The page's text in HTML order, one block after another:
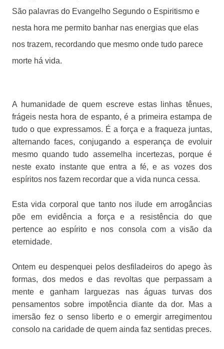
São palavras do Evangelho Segundo o Espiritismo e
nesta hora me permito banhar nas energias que elas
nos trazem, recordando que mesmo onde tudo parece
morte há vida.
A humanidade de quem escreve estas linhas tênues,
frágeis nesta hora de espanto, é a primeira estampa de
tudo o que expressamos. É a força e a fraqueza juntas,
alternando faces, conjugando a esperança de evoluir
mesmo quando tudo assemelha incertezas, porque é
neste exato instante que entra a fé, e as vozes dos
espíritos nos fazem recordar que a vida nunca cessa.
Esta vida corporal que tanto nos ilude em arrogâncias
põe em evidência a força e a resistência do que
pertence ao espírito e nos consola com a visão da
eternidade.
Ontem eu despenquei pelos desfiladeiros do apego às
formas, dos medos e das revoltas que perpassam a
mente e ganham larguezas nas águas turvas dos
pensamentos sobre impotência diante da dor. Mas a
imersão fez o senso liberto e o emergir arregimentou
consolo na caridade de quem ainda faz sentidas preces.